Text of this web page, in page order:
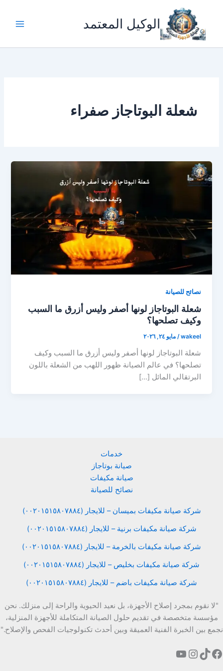
المحتوى
الوكيل المعتمد
شعلة البوتاجاز صفراء
نصائح للصيانة
شعلة البوتاجاز لونها أصفر وليس أزرق ما السبب
وكيف تصلحها؟
wakeel
/مايو ٢٤, ٢٠٢٦
شعلة البوتاجاز لونها أصفر وليس أزرق ما السبب وكيف
تصلحها؟ في عالم الصيانة ظهور اللهب من الشعلة باللون
البرتقالي المائل […]
خدمات
صيانة بوتاجاز
صيانة مكيفات
نصائح للصيانة
شركة صيانة مكيفات بميسان – للايجار (٠٠٢٠١٥١٥٨٠٧٨٨٤)
شركة صيانة مكيفات برنية – للايجار (٠٠٢٠١٥١٥٨٠٧٨٨٤)
شركة صيانة مكيفات بالخرمة – للايجار (٠٠٢٠١٥١٥٨٠٧٨٨٤)
شركة صيانة مكيفات بخليص – للايجار (٠٠٢٠١٥١٥٨٠٧٨٨٤)
شركة صيانة مكيفات باضم – للايجار (٠٠٢٠١٥١٥٨٠٧٨٨٤)
"لا نقوم بمجرد إصلاح الأجهزة، بل نعيد الحيوية والراحة إلى منزلك. نحن
مؤسسة متخصصة في تقديم حلول الصيانة المتكاملة للأجهزة المنزلية،
نجمع بين الخبرة الفنية العميقة وبين أحدث تكنولوجيات الفحص والإصلاح."